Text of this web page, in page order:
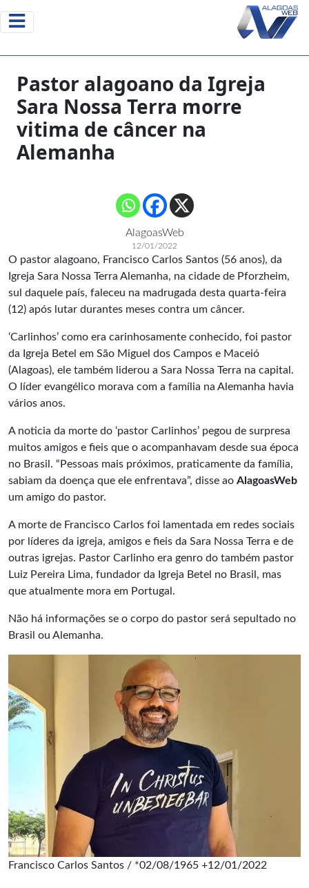
Pastor alagoano da Igreja
Sara Nossa Terra morre
vitima de câncer na
Alemanha
AlagoasWeb
12/01/2022
O pastor alagoano, Francisco Carlos Santos (56 anos), da
Igreja Sara Nossa Terra Alemanha, na cidade de Pforzheim,
sul daquele país, faleceu na madrugada desta quarta-feira
(12) após lutar durantes meses contra um câncer.
‘Carlinhos’ como era carinhosamente conhecido, foi pastor
da Igreja Betel em São Miguel dos Campos e Maceió
(Alagoas), ele também liderou a Sara Nossa Terra na capital.
O líder evangélico morava com a família na Alemanha havia
vários anos.
A noticia da morte do ‘pastor Carlinhos’ pegou de surpresa
muitos amigos e fieis que o acompanhavam desde sua época
no Brasil. “Pessoas mais próximos, praticamente da família,
sabiam da doença que ele enfrentava”, disse ao AlagoasWeb
um amigo do pastor.
A morte de Francisco Carlos foi lamentada em redes sociais
por líderes da igreja, amigos e fieis da Sara Nossa Terra e de
outras igrejas. Pastor Carlinho era genro do também pastor
Luiz Pereira Lima, fundador da Igreja Betel no Brasil, mas
que atualmente mora em Portugal.
Não há informações se o corpo do pastor será sepultado no
Brasil ou Alemanha.
Francisco Carlos Santos / *02/08/1965 +12/01/2022